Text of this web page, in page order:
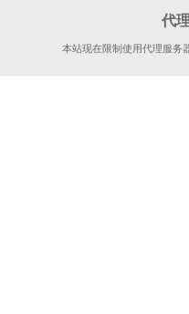
代
本站现在限制使用代理服务